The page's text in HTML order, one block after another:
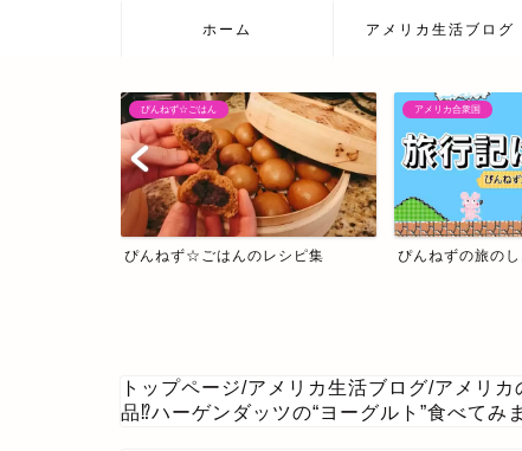
ホーム アメリカ生活ブログ
アメリカ合衆国
ぴんねずの旅のしおり・旅行記一覧
日本の温泉宿
日本の温泉宿
トップページ/アメリカ生活ブログ/アメリカ
品⁉ハーゲンダッツの“ヨーグルト”食べてみ